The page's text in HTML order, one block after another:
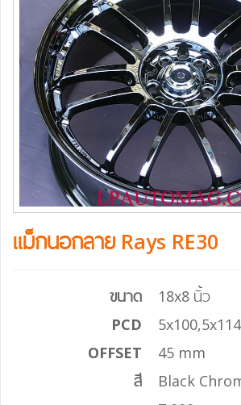
แม็กนอกลาย Rays RE30
ขนาด
18x8 นิ้ว
PCD
OFFSET
45 mm
สี
Black